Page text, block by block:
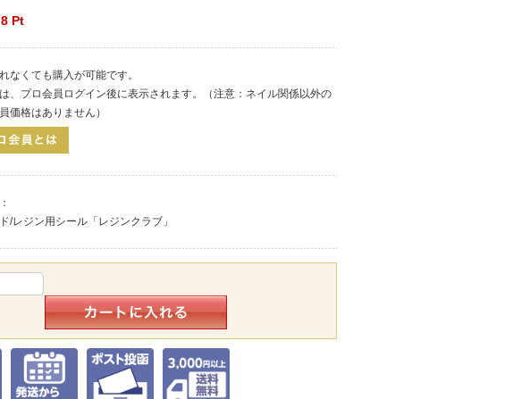
8 Pt
なくても購入が可能です。
、プロ会員ログイン後に表示されます。（注意：ネイル関係以外の
価格はありません）
/レジン用シール「レジンクラブ」